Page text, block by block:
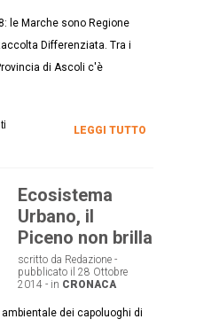
le Marche sono Regione
Differenziata. Tra i
di Ascoli c'è
LEGGI TUTTO
Ecosistema
Urbano, il
Piceno non brilla
scritto da Redazione -
pubblicato il 28 Ottobre
2014 - in CRONACA
dei capoluoghi di